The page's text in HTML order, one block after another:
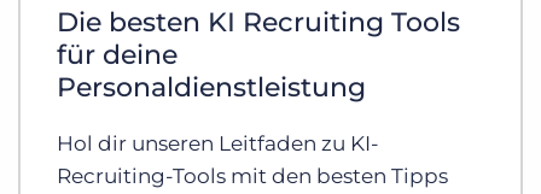
Die besten KI Recruiting Tools
für deine
Personaldienstleistung
Hol dir unseren Leitfaden zu KI-
Recruiting-Tools mit den besten Tipps